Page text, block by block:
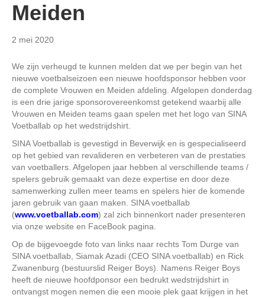
Meiden
2 mei 2020
We zijn verheugd te kunnen melden dat we per begin van het
nieuwe voetbalseizoen een nieuwe hoofdsponsor hebben voor
de complete Vrouwen en Meiden afdeling. Afgelopen donderdag
is een drie jarige sponsorovereenkomst getekend waarbij alle
Vrouwen en Meiden teams gaan spelen met het logo van SINA
Voetballab op het wedstrijdshirt.
SINA Voetballab is gevestigd in Beverwijk en is gespecialiseerd
op het gebied van revalideren en verbeteren van de prestaties
van voetballers. Afgelopen jaar hebben al verschillende teams /
spelers gebruik gemaakt van deze expertise en door deze
samenwerking zullen meer teams en spelers hier de komende
jaren gebruik van gaan maken. SINA voetballab
(www.voetballab.com) zal zich binnenkort nader presenteren
via onze website en FaceBook pagina.
Op de bijgevoegde foto van links naar rechts Tom Durge van
SINA voetballab, Siamak Azadi (CEO SINA voetballab) en Rick
Zwanenburg (bestuurslid Reiger Boys). Namens Reiger Boys
heeft de nieuwe hoofdponsor een bedrukt wedstrijdshirt in
ontvangst mogen nemen die een mooie plek gaat krijgen in het